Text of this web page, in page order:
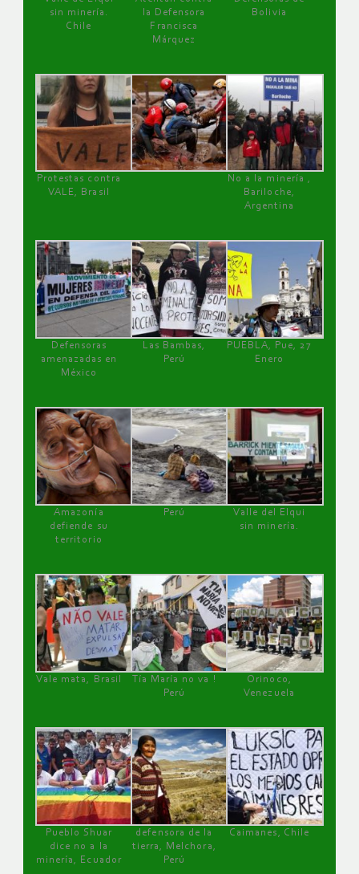
sin minería.
Chile
la Defensora
Francisca
Márquez
Bolivia
Protestas contra
VALE, Brasil
No a la minería ,
Bariloche,
Argentina
Defensoras
amenazadas en
México
Las Bambas,
Perú
PUEBLA, Pue, 27
Enero
Amazonía
defiende su
territorio
Perú
Valle del Elqui
sin minería.
Vale mata, Brasil
Tía María no va !
Perú
Orinoco,
Venezuela
Pueblo Shuar
dice no a la
minería, Ecuador
defensora de la
tierra, Melchora,
Perú
Caimanes, Chile